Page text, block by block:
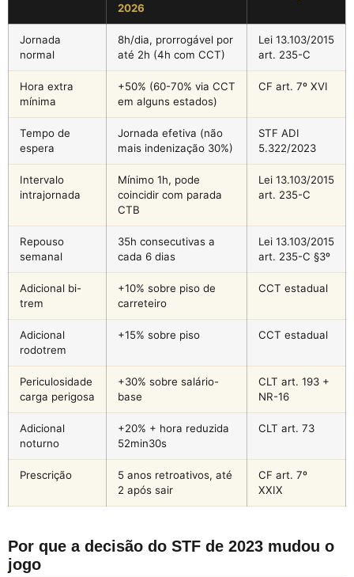
2026
Jornada
normal
8h/dia, prorrogável por
até 2h (4h com CCT)
Lei 13.103/2015
art. 235-C
Hora extra
mínima
+50% (60-70% via CCT
em alguns estados)
CF art. 7º XVI
Tempo de
espera
Jornada efetiva (não
mais indenização 30%)
STF ADI
5.322/2023
Intervalo
intrajornada
Mínimo 1h, pode
coincidir com parada
CTB
Lei 13.103/2015
art. 235-C
Repouso
semanal
35h consecutivas a
cada 6 dias
Lei 13.103/2015
art. 235-C §3º
Adicional bi-
trem
+10% sobre piso de
carreteiro
CCT estadual
Adicional
rodotrem
+15% sobre piso CCT estadual
Periculosidade
carga perigosa
+30% sobre salário-
base
CLT art. 193 +
NR-16
Adicional
noturno
+20% + hora reduzida
52min30s
CLT art. 73
Prescrição
5 anos retroativos, até
2 após sair
CF art. 7º
XXIX
Por que a decisão do STF de 2023 mudou o
jogo